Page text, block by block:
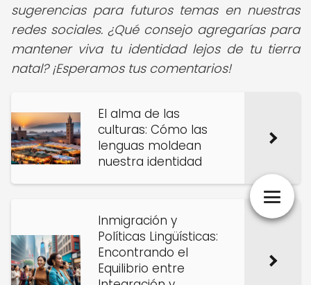
sugerencias para futuros temas en nuestras
redes sociales. ¿Qué consejo agregarías para
mantener viva tu identidad lejos de tu tierra
natal? ¡Esperamos tus comentarios!
El alma de las
culturas: Cómo las
lenguas moldean
nuestra identidad
Inmigración y
Políticas Lingüísticas:
Encontrando el
Equilibrio entre